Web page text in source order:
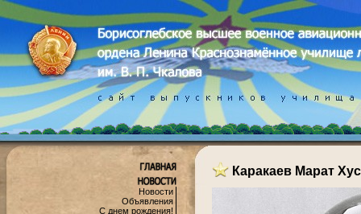
Новости
Объявления
С днем рождения!
Каракаев Марат